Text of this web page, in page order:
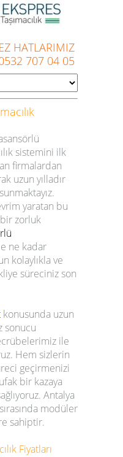
HATLARIMIZ
707 04 05
sistemini ilk
firmalardan
uzun yılladır
yaratan bu
zorluk
ne kadar
kolaylıkla ve
süreciniz son
konusunda uzun
sonucu
ile
Hem sizlerin
geçirmenizi
bir kazaya
Antalya
modüler
sahiptir.
Fiyatları